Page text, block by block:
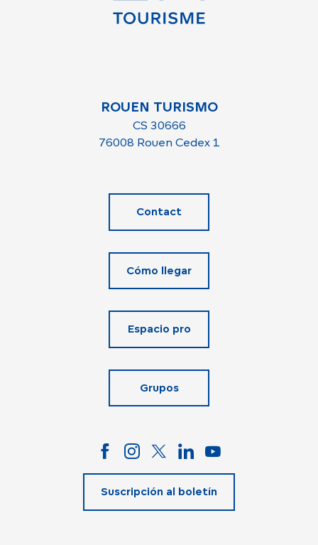
ROUEN TURISMO
CS 30666
76008 Rouen Cedex 1
Contact
Cómo llegar
Espacio pro
Grupos
Suscripción al boletín